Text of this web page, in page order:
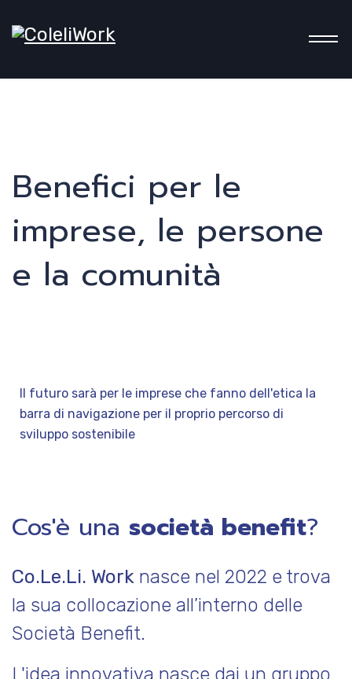
&
Benefici per le
imprese, le persone
e la comunità
Il futuro sarà per le imprese che fanno dell'etica la
barra di navigazione per il proprio percorso di
sviluppo sostenibile
Cos'è una società benefit?
Co.Le.Li. Work nasce nel 2022 e trova
la sua collocazione all’interno delle
Società Benefit.
L'idea innovativa nasce dai un gruppo